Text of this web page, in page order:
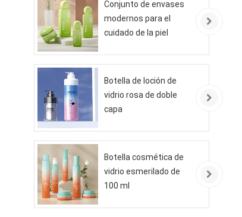
Conjunto de envases
modernos para el
cuidado de la piel
Botella de loción de
vidrio rosa de doble
capa
Botella cosmética de
vidrio esmerilado de
100 ml